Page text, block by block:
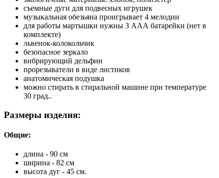
съемные дуги для подвесных игрушек
музыкальная обезьяна проигрывает 4 мелодии
для работы мартышки нужны 3 ААА батарейки (нет в
комплекте)
львенок-колокольчик
безопасное зеркало
вибрирующий дельфин
прорезыватели в виде листиков
анатомическая подушка
можно стирать в стиральной машине при температуре
30 град..
Размеры изделия:
Общие:
длина - 90 см
ширина - 82 см
высота дуг - 45 см.